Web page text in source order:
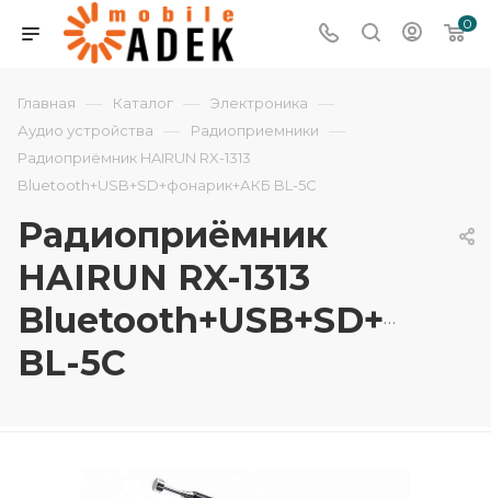
0
Главная — Каталог — Электроника —
Аудио устройства — Радиоприемники —
Радиоприёмник HAIRUN RX-1313
Bluetooth+USB+SD+фонарик+АКБ BL-5C
Радиоприёмник
HAIRUN RX-1313
BL-5C